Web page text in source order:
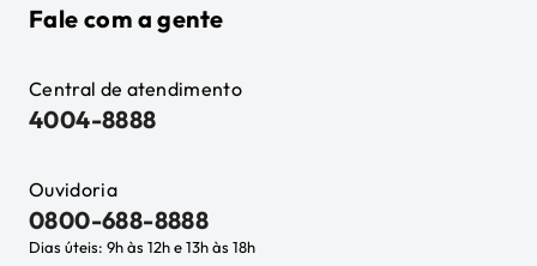
Fale com a gente
Central de atendimento
4004-8888
Ouvidoria
0800-688-8888
Dias úteis: 9h às 12h e 13h às 18h